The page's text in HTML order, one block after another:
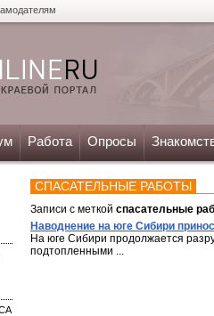
Работа Опросы
СПАСАТЕЛЬНЫЕ РАБОТЫ
Записи с меткой спасательные
Наводнение на юге Сибири
На юге Сибири продолжается
подтопленными ...